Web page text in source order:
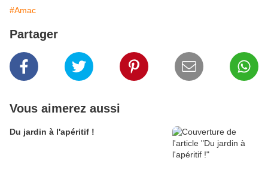
#Amac
Partager
Vous aimerez aussi
Du jardin à l'apéritif !